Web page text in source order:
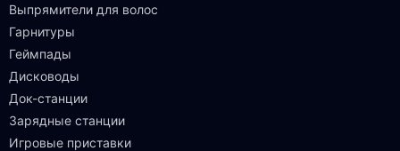
Выпрямители для волос
Гарнитуры
Геймпады
Дисководы
Док-станции
Зарядные станции
Игровые приставки